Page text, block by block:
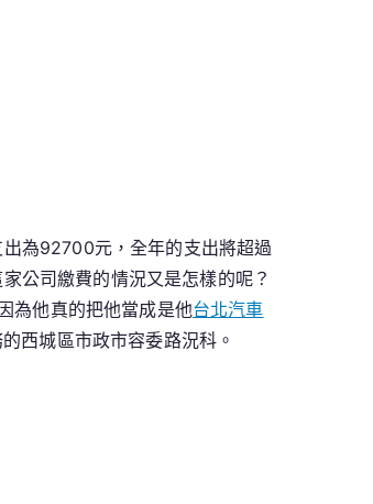
為92700元，全年的支出將超過
公司繳費的情況又是怎樣的呢？
為他真的把他當成是他台北汽車
西城區市政市容委路況科。